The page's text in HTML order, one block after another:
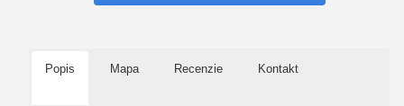
Popis Mapa Recenzie Kontakt